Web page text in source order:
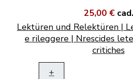
25,00 € cad.
Lektüren und Relektüren |
e rileggere | Nrescides
critiches
+